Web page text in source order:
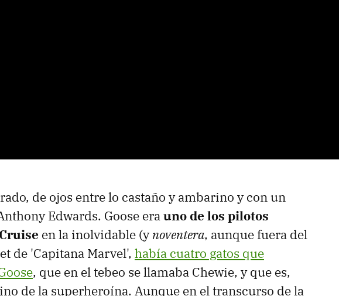
de ojos entre lo castaño y ambarino y con un
Edwards. Goose erauno de los pilotos
en la inolvidable (ynoventera, aunque fuera del
de 'Capitana Marvel', había cuatro gatos que
, que en el tebeo se llamaba Chewie, y que es,
de la superheroína. Aunque en el transcurso de la